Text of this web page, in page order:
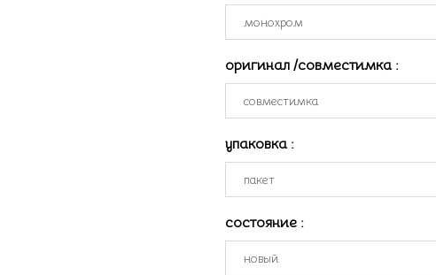
оригинал /совместимка :
упаковка :
состояние :